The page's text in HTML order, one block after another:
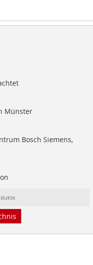
Münster
Bosch Siemens,